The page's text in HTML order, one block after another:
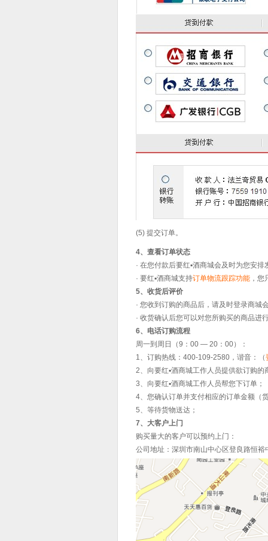
(5) 提交订单。
4、查看订单状态
· 在您付款后要红▪酒商城会及时为您安排
· 要红▪酒商城支持订单物流跟踪功能 ，您
5、收货后评价
· 您收到订购的商品后，请及时登录商城
· 收货确认后您可以对您所购买的商品进
6、电话订购流程
周一到周日（9：00 — 20：00）：
1、订购热线：400-109-2580，谐音：（
2、向要红▪酒商城工作人员提供欲订购的
3、向要红▪酒商城工作人员帮您下订单；
4、您确认订单并支付相应的订单金额（
5、等待货物送达；
7、大客户上门
购买量大的客户可以预约上门：
公司地址：深圳市南山中心区登良路恒裕